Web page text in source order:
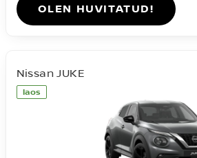
OLEN HUVITATUD!
laos
Nissan JUKE